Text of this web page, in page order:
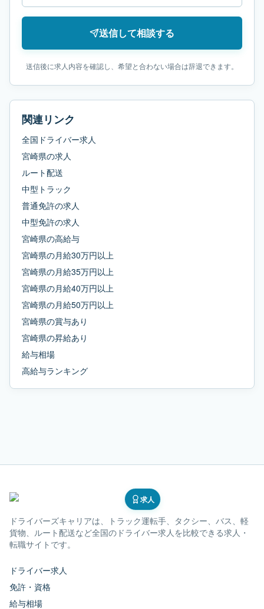
送信して相談する
送信後に求人内容を確認し、希望と合わない場合は辞退できます。
関連リンク
全国ドライバー求人
宮崎県の求人
ルート配送
中型トラック
普通免許の求人
中型免許の求人
宮崎県の高給与
宮崎県の月給30万円以上
宮崎県の月給35万円以上
宮崎県の月給40万円以上
宮崎県の月給50万円以上
宮崎県の賞与あり
宮崎県の昇給あり
給与相場
高給与ランキング
求人
ドライバーズキャリアは、トラック運転手、タクシー、バス、軽
貨物、ルート配送など全国のドライバー求人を比較できる求人・
転職サイトです。
ドライバー求人
免許・資格
給与相場